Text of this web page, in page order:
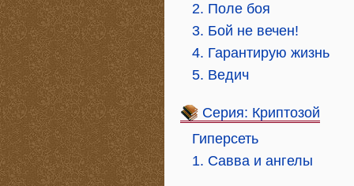
2. Поле боя
3. Бой не вечен!
4. Гарантирую жизнь
5. Ведич
Серия: Криптозой
Гиперсеть
1. Савва и ангелы